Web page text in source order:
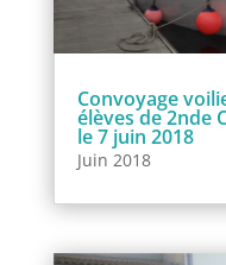
Convoyage
élèves de 2nde
le 7 juin 2018
Juin 2018